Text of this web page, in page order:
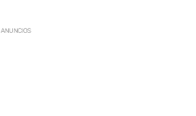
ANUNCIOS